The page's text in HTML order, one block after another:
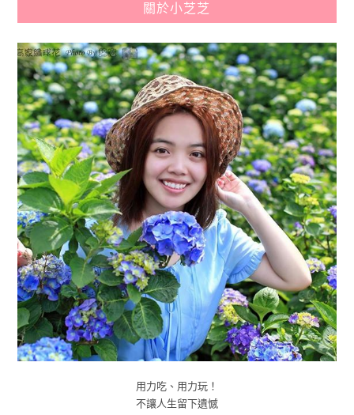
關於小芝芝
用力吃、用力玩！
不讓人生留下遺憾